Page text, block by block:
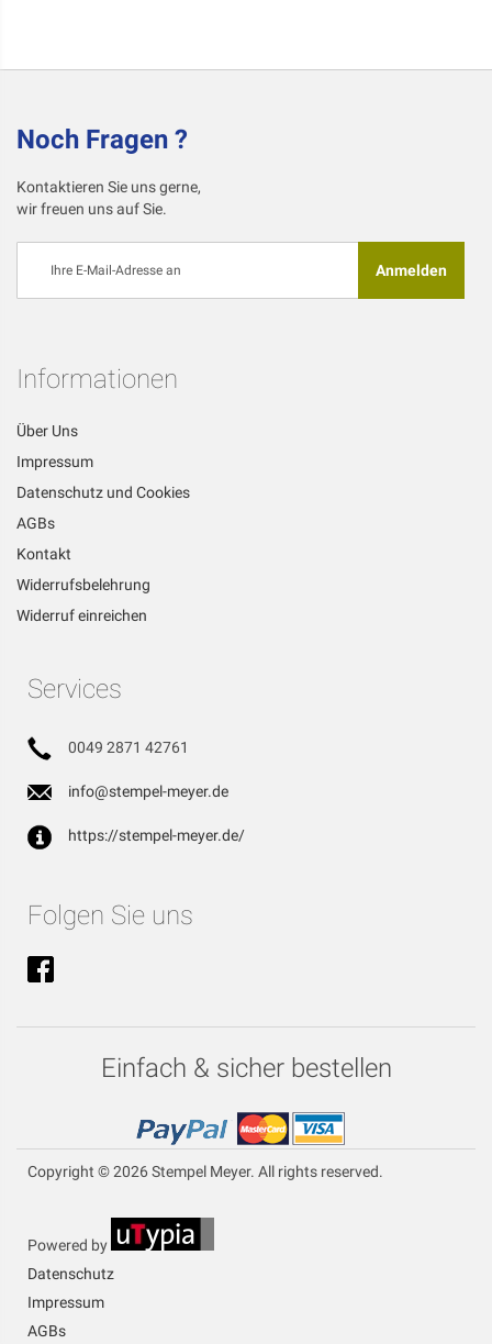
Noch Fragen ?
Kontaktieren Sie uns gerne,
wir freuen uns auf Sie.
sich
an:
Anmelden
Informationen
Über Uns
Impressum
Datenschutz und Cookies
AGBs
Kontakt
Widerrufsbelehrung
Widerruf einreichen
Services
0049 2871 42761
info@stempel-meyer.de
https://stempel-meyer.de/
Folgen Sie uns
Einfach & sicher bestellen
Copyright © 2026 Stempel Meyer. All rights reserved.
Powered by
Datenschutz
Impressum
AGBs